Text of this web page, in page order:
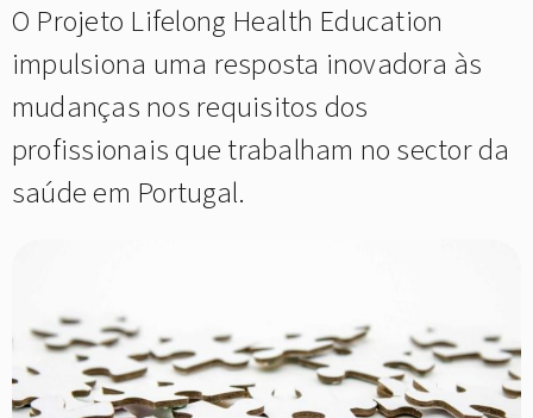
O Projeto Lifelong Health Education
impulsiona uma resposta inovadora às
mudanças nos requisitos dos
profissionais que trabalham no sector da
saúde em Portugal.